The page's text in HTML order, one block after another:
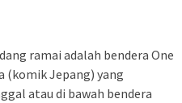
ramai adalah bendera One
(komik Jepang) yang
atau di bawah bendera